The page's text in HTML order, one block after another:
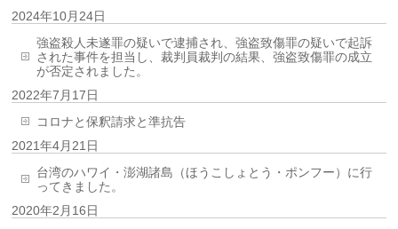
2024年10月24日
強盗殺人未遂罪の疑いで逮捕され、強盗致傷罪の疑いで起訴
された事件を担当し、裁判員裁判の結果、強盗致傷罪の成立
が否定されました。
2022年7月17日
コロナと保釈請求と準抗告
2021年4月21日
台湾のハワイ・澎湖諸島（ほうこしょとう・ポンフー）に行
ってきました。
2020年2月16日